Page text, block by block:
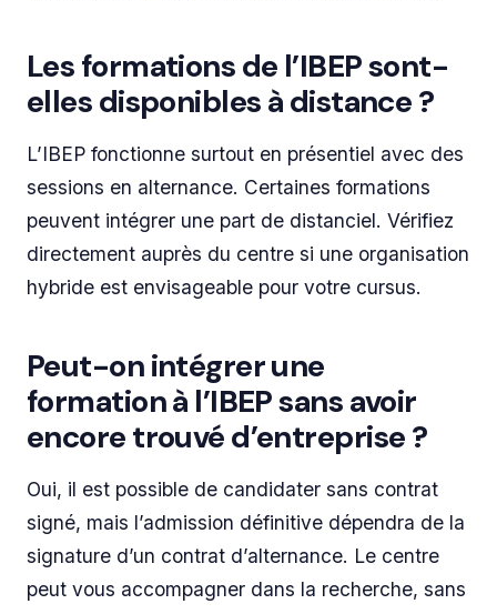
Les formations de l’IBEP sont-
elles disponibles à distance ?
L’IBEP fonctionne surtout en présentiel avec des
sessions en alternance. Certaines formations
peuvent intégrer une part de distanciel. Vérifiez
directement auprès du centre si une organisation
hybride est envisageable pour votre cursus.
Peut-on intégrer une
formation à l’IBEP sans avoir
encore trouvé d’entreprise ?
Oui, il est possible de candidater sans contrat
signé, mais l’admission définitive dépendra de la
signature d’un contrat d’alternance. Le centre
peut vous accompagner dans la recherche, sans